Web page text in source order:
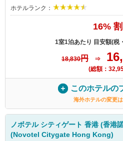
ホテルランク：
16% 割
1室1泊あたり 目安額(税
18,830円 ⇒
(総額：
このホテルの
海外ホテルの変更
ノボテル シティゲート 香港 (香港
(Novotel Citygate Hong Kong)